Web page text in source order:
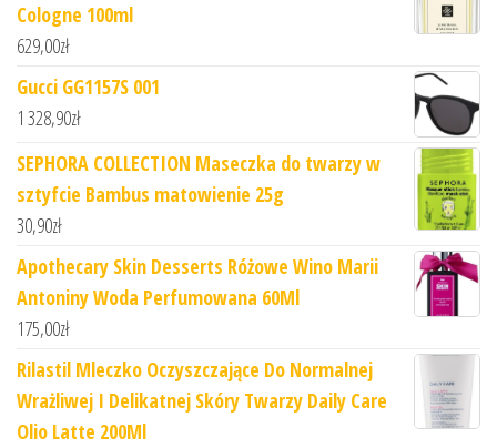
Cologne 100ml
629,00zł
Gucci GG1157S 001
1 328,90zł
SEPHORA COLLECTION Maseczka do twarzy w
sztyfcie Bambus matowienie 25g
30,90zł
Apothecary Skin Desserts Różowe Wino Marii
Antoniny Woda Perfumowana 60Ml
175,00zł
Rilastil Mleczko Oczyszczające Do Normalnej
Wrażliwej I Delikatnej Skóry Twarzy Daily Care
Olio Latte 200Ml